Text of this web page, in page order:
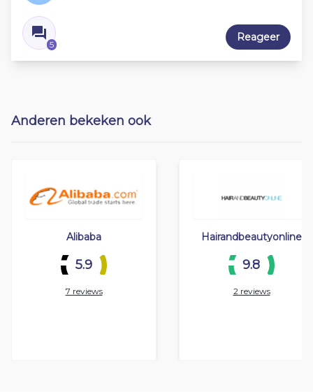
5
Reageer
Anderen bekeken ook
Alibaba
5.9
7 reviews
Hairandbeautyonline
9.8
2 reviews